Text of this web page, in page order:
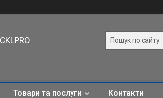
CKLPRO
Товари та послуги Контакти